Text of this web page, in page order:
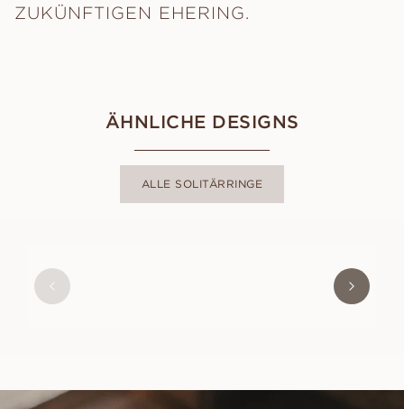
ZUKÜNFTIGEN EHERING.
ÄHNLICHE DESIGNS
ALLE SOLITÄRRINGE